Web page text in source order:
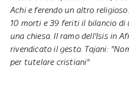
Achi e ferendo un altro
10 morti e 39 feriti il bilancio di
una chiesa. Il ramo dell'Isis in
rivendicato il gesto. Tajani:
per tutelare cristiani"